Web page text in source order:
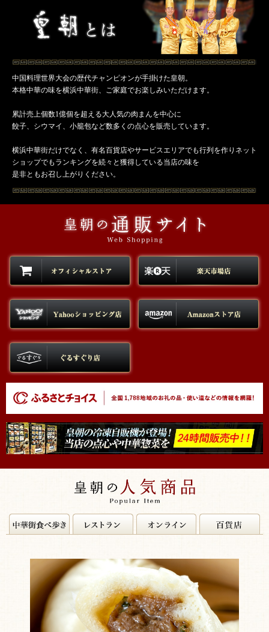
中国料理世界大会の歴代チャンピオンが手掛けた皇朝。
本格中華の味を横浜中華街、ご家庭でお楽しみいただけます。
累計売上個数1億個を超える大人気の肉まんを中心に
餃子、シウマイ、小籠包など数多くの点心を販売しています。
横浜中華街だけでなく、有名百貨店やサービスエリアでも行列を作りネット
ショップでもランキングを続々と獲得している当店の味を
是非ともお召し上がりください。